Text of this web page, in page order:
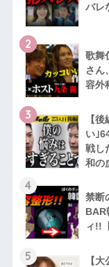
バレ
2
歌舞
さん
容外
3
【
い｣
戦し
和の
4
禁断
BAR
ィ!!
5
【